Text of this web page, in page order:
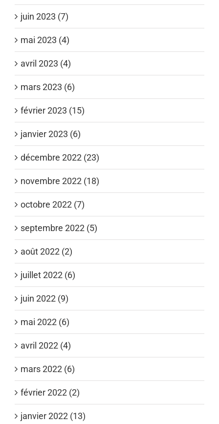
juin 2023 (7)
mai 2023 (4)
avril 2023 (4)
mars 2023 (6)
février 2023 (15)
janvier 2023 (6)
décembre 2022 (23)
novembre 2022 (18)
octobre 2022 (7)
septembre 2022 (5)
août 2022 (2)
juillet 2022 (6)
juin 2022 (9)
mai 2022 (6)
avril 2022 (4)
mars 2022 (6)
février 2022 (2)
janvier 2022 (13)